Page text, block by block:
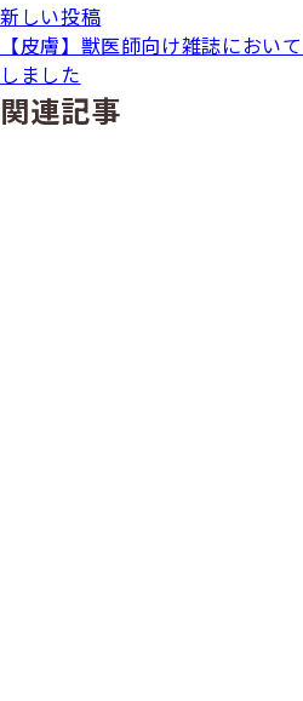
新しい投稿
【皮膚】獣医師向け雑誌におい
しました
関連記事